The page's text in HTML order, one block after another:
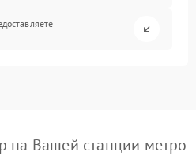
на Вашей станции метро